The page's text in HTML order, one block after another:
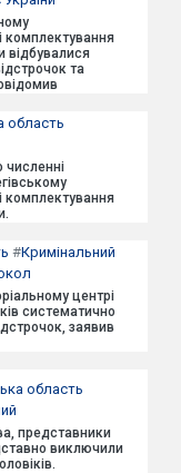
комплектування
відбувалися
та
область
численні
комплектування
#Кримінальний
центрі
систематично
заявив
область
представники
виключили